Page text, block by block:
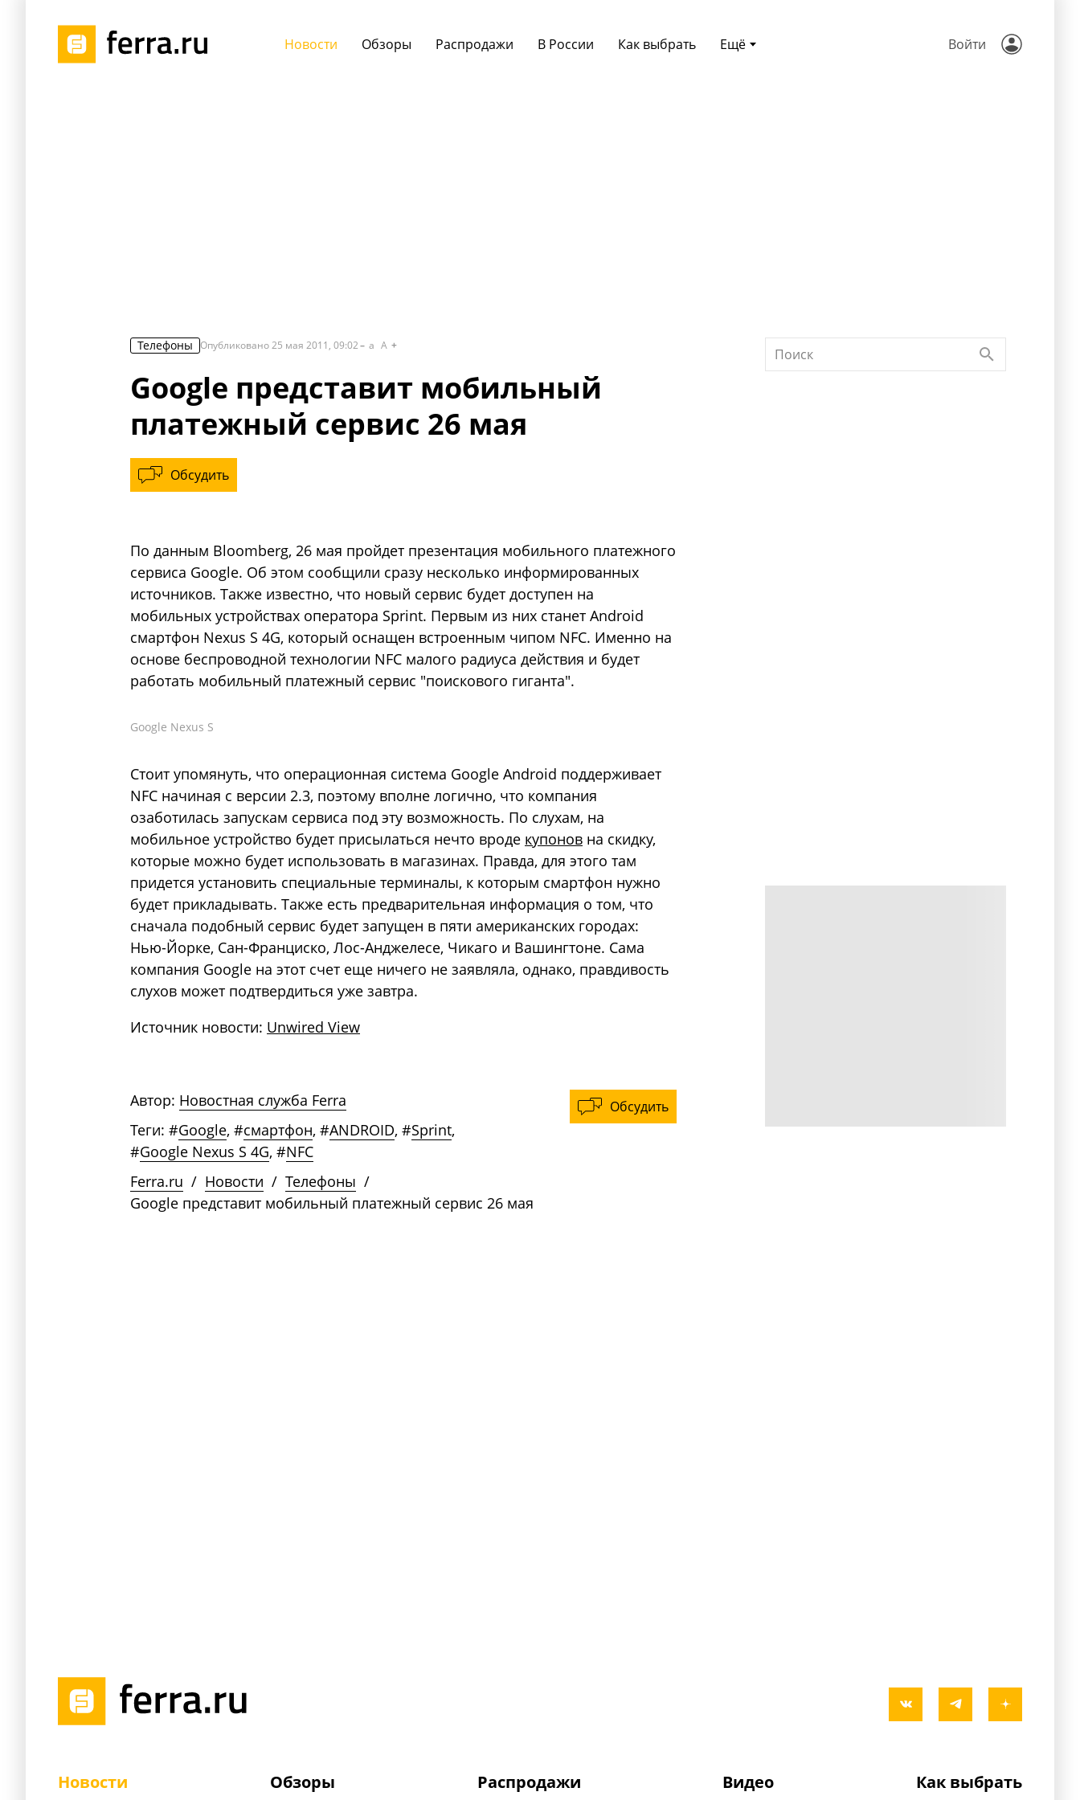
Ещё
Новости Обзоры Распродажи В России Как выбрать Войти
Телефоны Опубликовано25 мая 2011, 09:02 a A
Google представит мобильный
платежный сервис 26 мая
Обсудить
По данным Bloomberg, 26 мая пройдет презентация мобильного платежного
сервиса Google. Об этом сообщили сразу несколько информированных
источников. Также известно, что новый сервис будет доступен на
мобильных устройствах оператора Sprint. Первым из них станет Android
смартфон Nexus S 4G, который оснащен встроенным чипом NFC. Именно на
основе беспроводной технологии NFC малого радиуса действия и будет
работать мобильный платежный сервис "поискового гиганта".
Google Nexus S
Стоит упомянуть, что операционная система Google Android поддерживает
NFC начиная с версии 2.3, поэтому вполне логично, что компания
озаботилась запускам сервиса под эту возможность. По слухам, на
мобильное устройство будет присылаться нечто вроде купонов на скидку,
которые можно будет использовать в магазинах. Правда, для этого там
придется установить специальные терминалы, к которым смартфон нужно
будет прикладывать. Также есть предварительная информация о том, что
сначала подобный сервис будет запущен в пяти американских городах:
Нью-Йорке, Сан-Франциско, Лос-Анджелесе, Чикаго и Вашингтоне. Сама
компания Google на этот счет еще ничего не заявляла, однако, правдивость
слухов может подтвердиться уже завтра.
Источник новости: Unwired View
Обсудить
Автор: Новостная служба Ferra
Теги: #Google, #смартфон, #ANDROID, #Sprint,
#Google Nexus S 4G, #NFC
Ferra.ru / Новости / Телефоны /
Google представит мобильный платежный сервис 26 мая
Новости Обзоры Распродажи Видео Как выбрать